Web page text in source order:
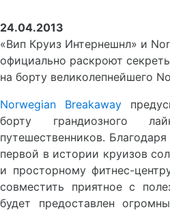
24.04.2013
«Вип Круиз Интернешнл» и
официально раскроют
на борту великолепнейшего
Norwegian Breakaway
борту грандиозного
путешественников.
первой в истории круизов
и просторному фитнес-
совместить приятное с
будет предоставлен